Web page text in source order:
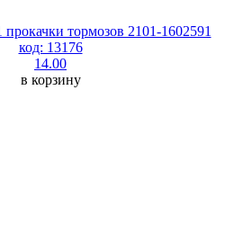
тормозов 2101-1602591
код: 13176
14.00
в корзину